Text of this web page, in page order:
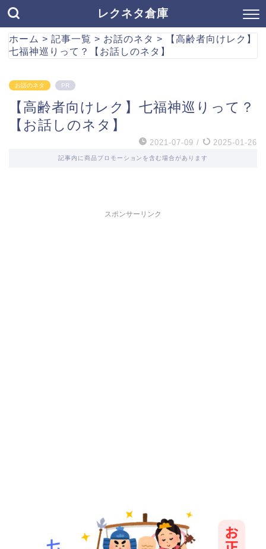
レクネタ倉庫
ホーム > 記事一覧 > お話のネタ >
【高齢者向けレク】
七福神巡りって？【お話しのネタ】
お話のネタ PR
【高齢者向けレク】七福神巡りって？
【お話しのネタ】
2021-07-09 / 2025-01-26
記事内に商品プロモーションを含む場合があります
スポンサーリンク